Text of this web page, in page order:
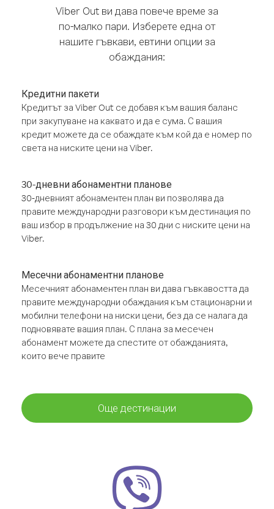
Viber Out ви дава повече време за
по-малко пари. Изберете една от
нашите гъвкави, евтини опции за
обаждания:
Кредитни пакети
Кредитът за Viber Out се добавя към вашия баланс
при закупуване на каквато и да е сума. С вашия
кредит можете да се обаждате към кой да е номер по
света на ниските цени на Viber.
30-дневни абонаментни планове
30-дневният абонаментен план ви позволява да
правите международни разговори към дестинация по
ваш избор в продължение на 30 дни с ниските цени на
Viber.
Месечни абонаментни планове
Месечният абонаментен план ви дава гъвкавостта да
правите международни обаждания към стационарни и
мобилни телефони на ниски цени, без да се налага да
подновявате вашия план. С плана за месечен
абонамент можете да спестите от обажданията,
които вече правите
Още дестинации